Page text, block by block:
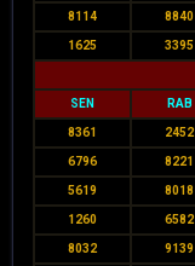
8114 8840
1625 3395
SEN RAB
8361 2452
6796 8221
5619 8018
1260 6582
8032 9139